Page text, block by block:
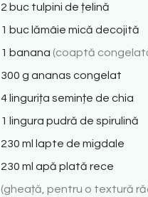
2 buc tulpini de țelină
1 buc lămâie mică decojită
1 banana (coaptă
300 g ananas congelat
4 lingurița semințe de chia
1 lingura pudră de spirulină
230 ml
lapte de migdale
230 ml apă plată rece
(gheață, pentru o textură